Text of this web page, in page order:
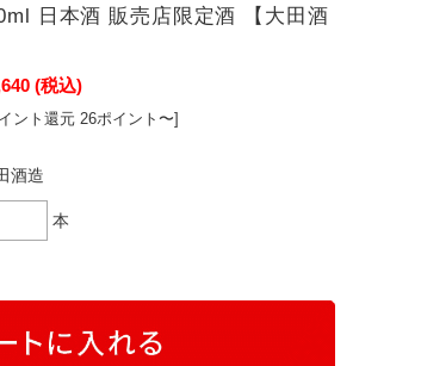
日本酒 販売店限定酒 【大田酒
(税込)
ント還元 26ポイント〜]
酒造
本